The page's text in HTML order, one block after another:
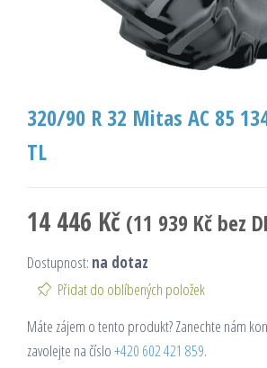
320/90 R 32 Mitas AC 85
TL
14 446 Kč (11 939 Kč bez
Dostupnost: na dotaz
Přidat do oblíbených položek
Máte zájem o tento produkt? Zanechte nám
zavolejte na číslo+420 602 421 859.